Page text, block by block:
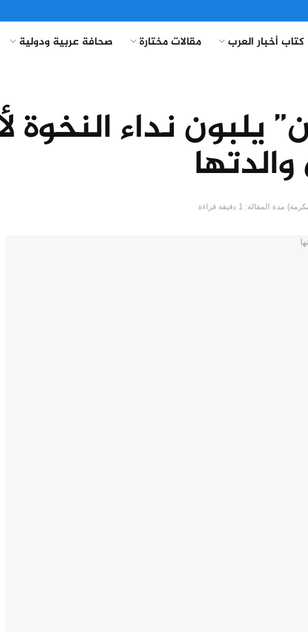
كتاب أخبار العرب مقالات مختارة صحافة عربية ودولية
يلبون نداء النخوة
مدة المقالة: 1 دقيقة قراءة